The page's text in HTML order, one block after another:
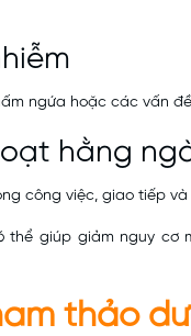
ngứa hoặc các vấn
hằng
công việc, giao tiếp
thể giúp giảm nguy cơ
thảo